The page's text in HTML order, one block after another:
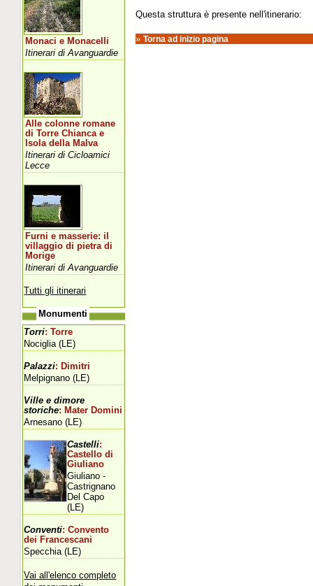
Questa struttura è presente nell'itinerario:
» Torna ad inizio pagina
Monaci e Monacelli
Itinerari di Avanguardie
Alle colonne romane
di Torre Chianca e
Isola della Malva
Itinerari di Cicloamici
Lecce
Furni e masserie: il
villaggio di pietra di
Morige
Itinerari di Avanguardie
Tutti gli itinerari
Monumenti
Torri: Torre
Nociglia (LE)
Palazzi: Dimitri
Melpignano (LE)
Ville e dimore
storiche: Mater Domini
Arnesano (LE)
Castelli:
Castello di
Giuliano
Giuliano -
Castrignano
Del Capo
(LE)
Conventi: Convento
dei Francescani
Specchia (LE)
Vai all'elenco completo